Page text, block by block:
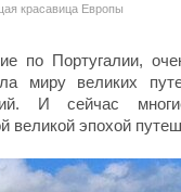
красавица Европы
по Португалии,
миру великих
И сейчас
великой эпохой